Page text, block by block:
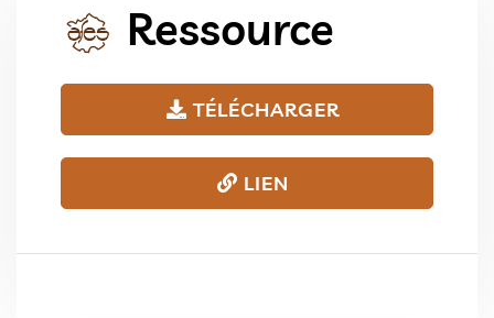
Ressource
TÉLÉCHARGER
LIEN